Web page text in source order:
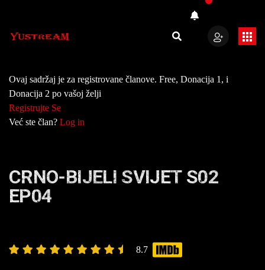
Ovaj sadržaj je za registrovane članove. Free, Donacija 1, i
Donacija 2 po vašoj želji
Registrujte Se
Već ste član? Log in
CRNO-BIJELI SVIJET S02
EP04
8.7